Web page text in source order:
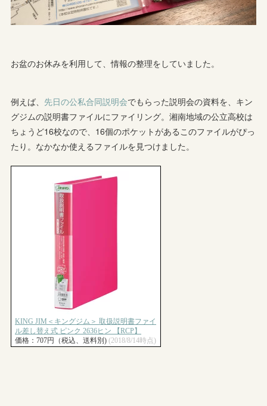
お盆のお休みを利用して、情報の整理をしていました。
例えば、 先日の公私合同説明会でもらった説明会の資料を、キン
グジムの説明書ファイルにファイリング。湘南地域の公立高校は
ちょうど16校なので、16個のポケットがあるこのファイルがぴっ
たり。なかなか使えるファイルを見つけました。